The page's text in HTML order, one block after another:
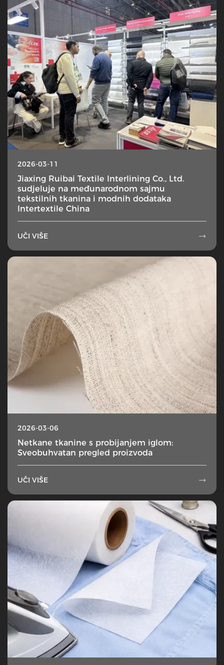
2026-03-11
Jiaxing Ruibai Textile Interlining Co., Ltd.
sudjeluje na međunarodnom sajmu
tekstilnih tkanina i modnih dodataka
Intertextile China
UČI VIŠE 
2026-03-06
Netkane tkanine s probijanjem iglom:
Sveobuhvatan pregled proizvoda
UČI VIŠE 